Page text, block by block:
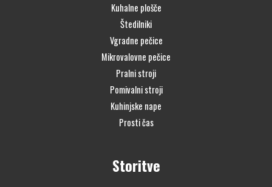
Kuhalne plošče
Štedilniki
Vgradne pečice
Mikrovalovne pečice
Pralni stroji
Pomivalni stroji
Kuhinjske nape
Prosti čas
Storitve